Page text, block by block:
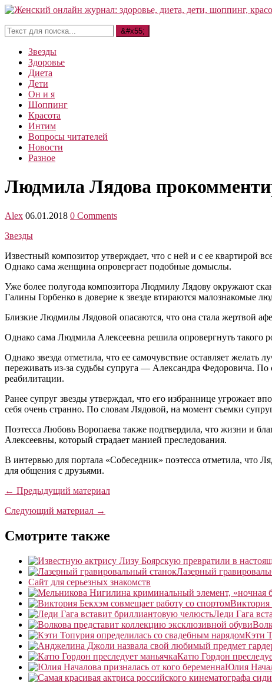
Звезды
Здоровье
Диета
Дети
Он и я
Шоппинг
Красота
Интим
Вопросы читателей
Новости
Разное
Людмила Лядова
Alex 06.01.2018 0 Comments
Звезды
Известный композитор утверждает, что с ней и с ее квартирой
Однако сама женщина опровергает подобные домыслы.
Уже более полугода композитора Людмилу Лядову окружают
Галины Горбенко в доверие к звезде втираются малознакомые
Близкие Людмилы Лядовой опасаются, что она стала жертвой
Однако сама Людмила Алексеевна решила опровергнуть такого
Однако звезда отметила, что ее самочувствие оставляет
переживать из-за судьбы супруга — Александра Федоровича. По
реабилитации.
Ранее супруг звезды утверждал, что его избраннице угрожает
себя очень странно. По словам Лядовой, на момент съемки
Поэтесса Любовь Воропаева также подтвердила, что жизни и
Алексеевны, который страдает манией преследования.
В интервью для портала «Собеседник» поэтесса отметила, что
для общения с друзьями.
← Предыдущий материал
Следующий материал →
Смотрите также
Лазерный
Сайт для серьезных знакомств
Виктория
Леди Гага
Кэти
Катю Гордон
Юлия